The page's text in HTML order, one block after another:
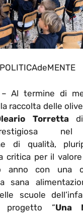
POLITICAdeMENTE
–Al termine di
raccolta delle
Torrettadi
nel
di qualità,
critica per il
anno con una
sana
scuole
progetto “Una